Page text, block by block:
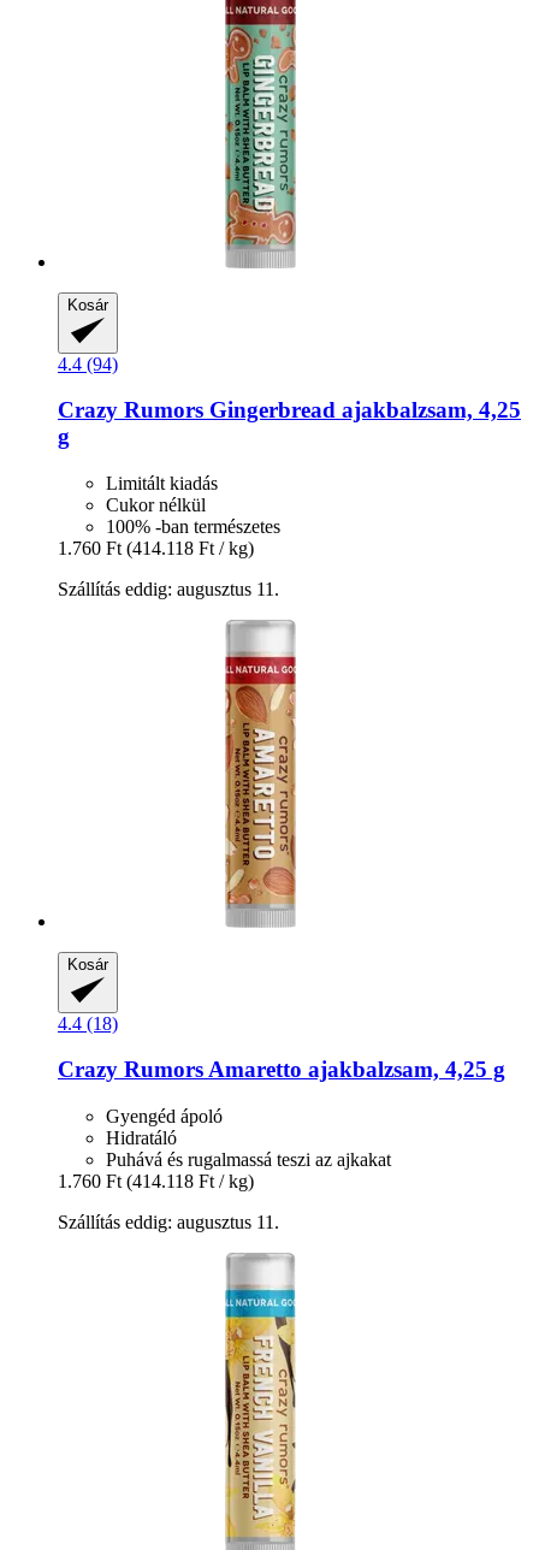
Kosár
4.4 (94)
Crazy Rumors Gingerbread ajakbalzsam, 4,25
g
Limitált kiadás
Cukor nélkül
100% -ban természetes
1.760 Ft (414.118 Ft / kg)
Szállítás eddig: augusztus 11.
Kosár
4.4 (18)
Crazy RumorsAmaretto ajakbalzsam, 4,25 g
Gyengéd ápoló
Hidratáló
Puhává és rugalmassá teszi az ajkakat
1.760 Ft (414.118 Ft / kg)
Szállítás eddig: augusztus 11.